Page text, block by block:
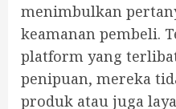
menimbulkan
keamanan pembeli.
platform yang
penipuan, mereka
produk atau juga